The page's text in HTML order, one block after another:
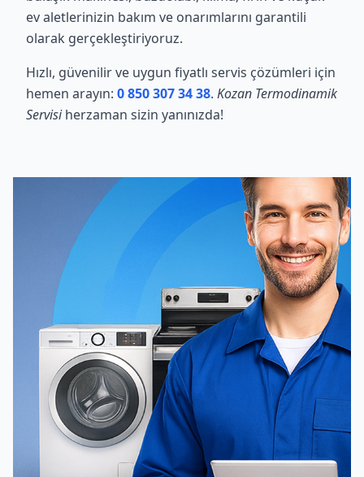
ev aletlerinizin bakım ve onarımlarını garantili
olarak gerçekleştiriyoruz.
Hızlı, güvenilir ve uygun fiyatlı servis çözümleri için
hemen arayın: 0 850 307 34 38. Kozan Termodinamik
Servisiherzaman sizin yanınızda!